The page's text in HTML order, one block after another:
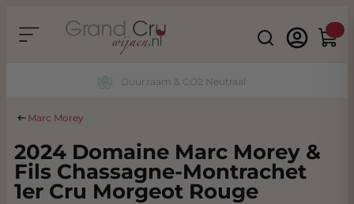
Search
Duurzaam & CO2 Neutraal
Marc Morey
2024 Domaine Marc Morey &
Fils Chassagne-Montrachet
1er Cru Morgeot Rouge